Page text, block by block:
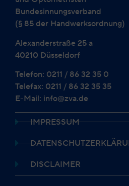
Bundesinnungsverband
(§ 85 der Handwerksordnung)
Alexanderstraße 25 a
40210 Düsseldorf
Telefon: 0211 / 86 32 35 0
Telefax: 0211 / 86 32 35 35
E-Mail: info@zva.de
IMPRESSUM
DISCLAIMER